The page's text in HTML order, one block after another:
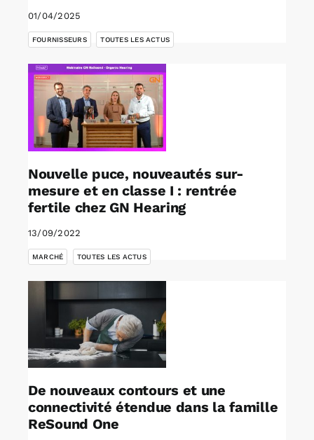
01/04/2025
FOURNISSEURS TOUTES LES ACTUS
Nouvelle puce, nouveautés sur-
mesure et en classe I : rentrée
fertile chez GN Hearing
13/09/2022
MARCHÉ
,
TOUTES LES ACTUS
De nouveaux contours et une
connectivité étendue dans la famille
ReSound One